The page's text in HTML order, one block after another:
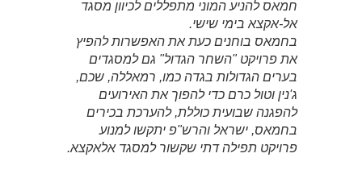
חמאס להניע המוני מתפללים לכיוון מסגד
אל-אקצא בימי שישי.
בחמאס בוחנים כעת את האפשרות להפיץ
את פרויקט "השחר הגדול" גם למסגדים
בערים הגדולות בגדה כמו, רמאללה, שכם,
ג'נין וטול כרם כדי להפוך את האירועים
להפגנה שבועית כוללת, להערכת בכירים
בחמאס, ישראל והרש"פ יתקשו למנוע
פרויקט תפילה דתי שקשור למסגד אלאקצא.